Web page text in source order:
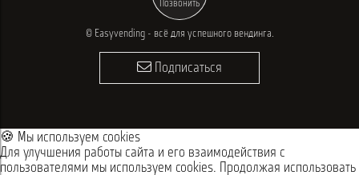
Позвонить
© Easyvending - всё для успешного вендинга.
Подписаться
🍪 Мы используем cookies
Для улучшения работы сайта и его взаимодействия с
пользователями мы используем cookies. Продолжая использовать